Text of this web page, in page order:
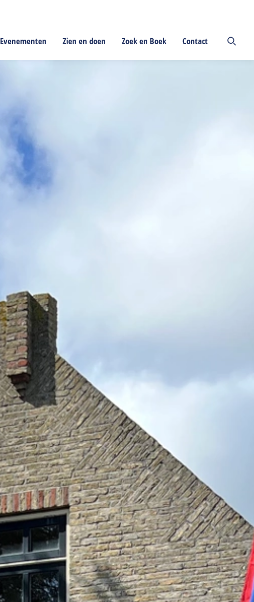
Evenementen Zien en doen Zoek en Boek Contact